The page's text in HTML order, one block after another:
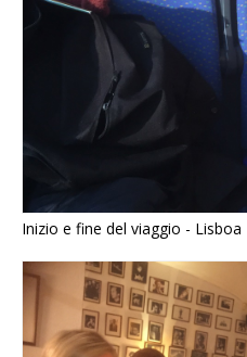
Inizio e fine del viaggio - Lisboa